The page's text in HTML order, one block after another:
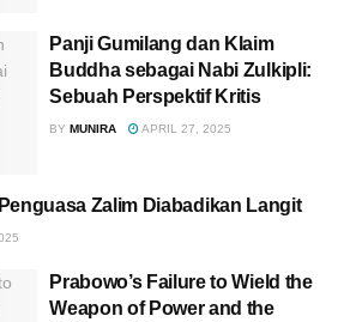
Panji Gumilang dan Klaim
Buddha sebagai Nabi Zulkipli:
Sebuah Perspektif Kritis
BY MUNIRA APRIL 27, 2025
Zalim Diabadikan Langit
Prabowo’s Failure to Wield the
Weapon of Power and the